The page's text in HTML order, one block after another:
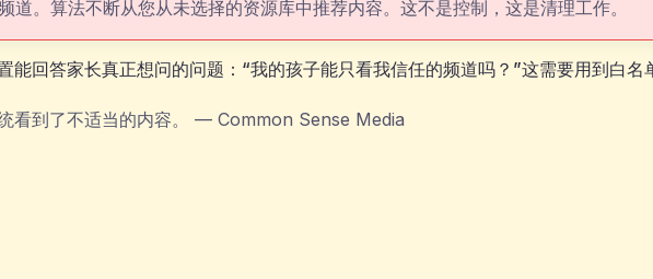
。算法不断从您从未选择的资源库中推荐内容。这不是控制，这是清理工作。
能回答家长真正想问的问题：“我的孩子能只看我信任的频道吗？”这需要用到白名
到了不适当的内容。 — Common Sense Media